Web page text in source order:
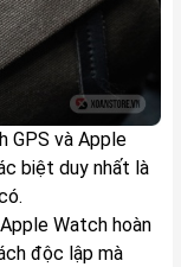
GPS và Apple
biệt duy nhất là
Watch hoàn
độc lập mà